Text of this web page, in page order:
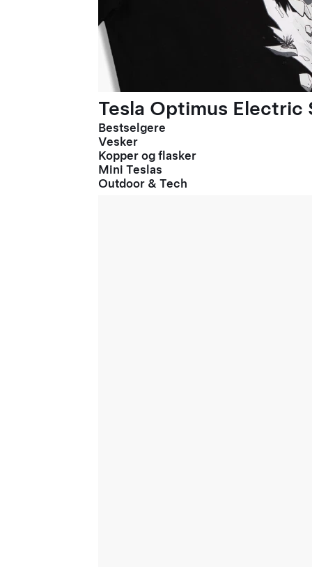
Tesla Optimus
Bestselgere
Vesker
Kopper og flasker
Mini Teslas
Outdoor & Tech